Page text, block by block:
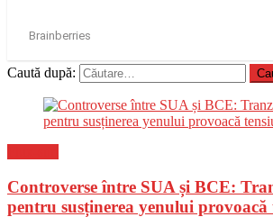
Caută după:
Controverse între SUA și BCE:
pentru susținerea yenului provoacă